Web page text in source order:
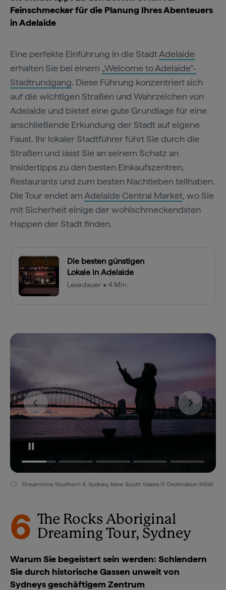
Feinschmecker für die Planung Ihres Abenteuers
in Adelaide
Eine perfekte Einführung in die StadtAdelaide
erhalten Sie bei einem „Welcome to Adelaide“-
Stadtrundgang. Diese Führung konzentriert sich
auf die wichtigen Straßen und Wahrzeichen von
Adelaide und bietet eine gute Grundlage für eine
anschließende Erkundung der Stadt auf eigene
Faust. Ihr lokaler Stadtführer führt Sie durch die
Straßen und lässt Sie an seinem Schatz an
Insidertipps zu den besten Einkaufszentren,
Restaurants und zum besten Nachtleben teilhaben.
Die Tour endet am Adelaide Central Market, wo Sie
mit Sicherheit einige der wohlschmeckendsten
Happen der Stadt finden.
Die besten günstigen
Lokale in Adelaide
Lesedauer • 4 Min.
Dreamtime Southern X, Sydney, New South Wales © Destination NSW
6 The Rocks Aboriginal
Dreaming Tour, Sydney
Warum Sie begeistert sein werden: Schlendern
Sie durch historische Gassen unweit von
Sydneys geschäftigem Zentrum